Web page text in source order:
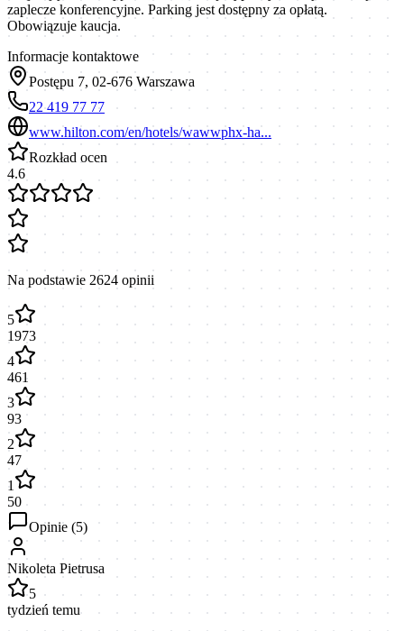
zaplecze konferencyjne. Parking jest dostępny za opłatą.
Obowiązuje kaucja.
Informacje kontaktowe
Postępu 7, 02-676 Warszawa
22 419 77 77
www.hilton.com/en/hotels/wawwphx-ha...
Rozkład ocen
4.6
Na podstawie 2624 opinii
5
1973
4
461
3
93
2
47
1
50
Opinie (5)
Nikoleta Pietrusa
5
tydzień temu